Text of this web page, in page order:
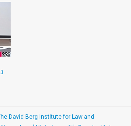
David Berg Institute for Law and